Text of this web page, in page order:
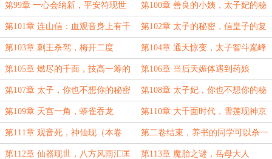
第99章 一心会纳新，平安符现世 第100章 善良的小姨，太子妃的秘
密
第101章 连山信：血观音身上有千
年雪莲（8K）
第102章 太子的秘密，信皇子的复
仇
第103章 刺王杀驾，梅开二度 第104章 通天惊变，太子智斗巅峰
第105章 燃尽的千面，技高一筹的
天眼
第106章 当后天媚体遇到药娘
第107章 太子，你也不想你的秘密
被太子妃知道吧（8K）
第108章 太子妃，你也不想你的秘
密被太子知道吧
第109章 天宫一角，蟒雀吞龙 第110章 大千面时代，雪莲现神京
第111章 观音死，神仙现（本卷
终）
第二卷结束，养书的同学可以杀一
波了
第112章 仙器现世，八方风雨汇匡 第113章 魔胎之谜，岳母大人